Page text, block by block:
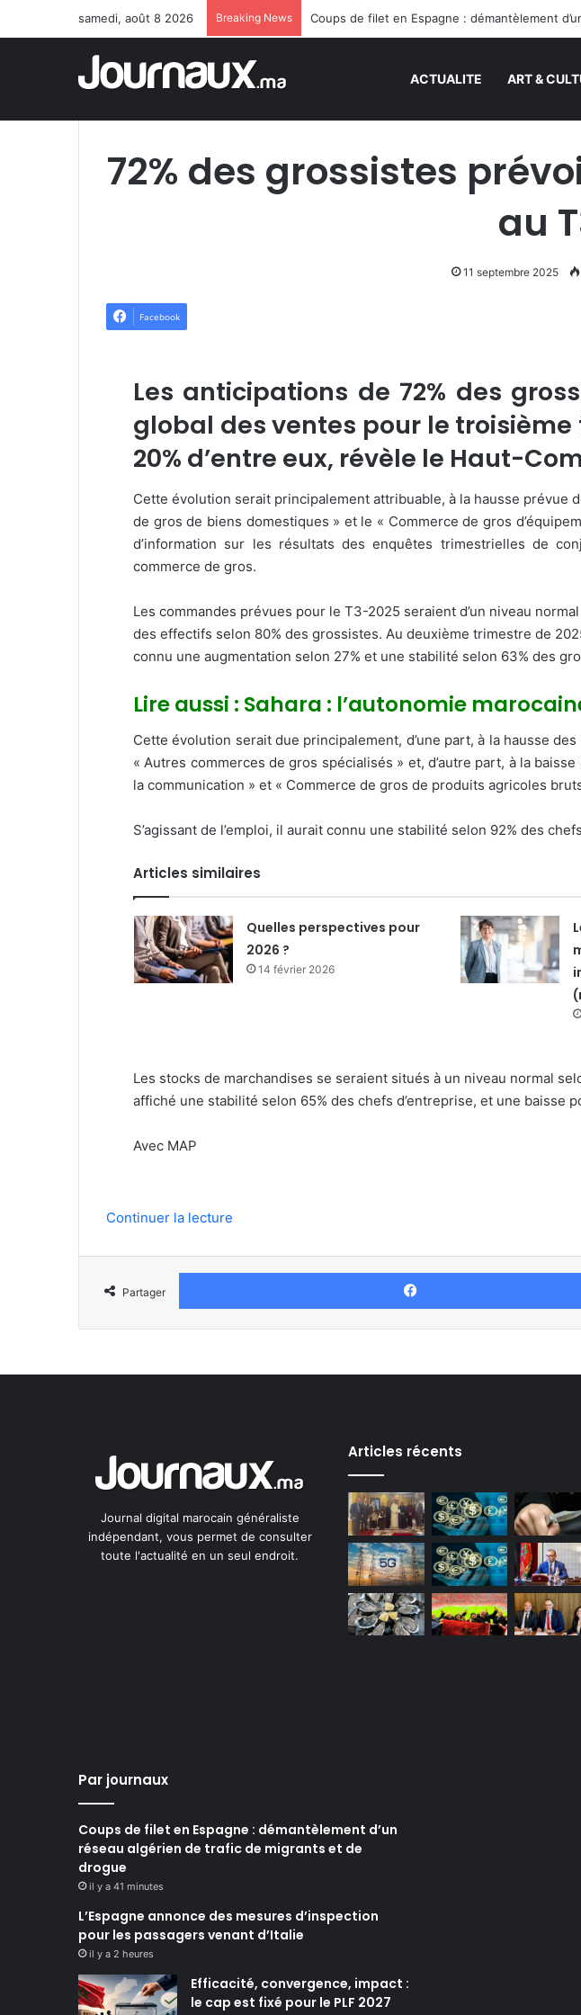
samedi, août 8 2026 Breaking News Coups de filet en Espagne : démantèlement
ACTUALITE ART &
72% des grossistes
au
11 septembre 2025
Facebook
Les anticipations de 72% des
global des ventes pour le
20% d’entre eux, révèle le Haut-
Cette évolution serait principalement attribuable, à la hausse prévue
de gros de biens domestiques » et le « Commerce de gros
d’information sur les résultats des enquêtes trimestrielles de
commerce de gros.
Les commandes prévues pour le T3-2025 seraient d’un niveau
des effectifs selon 80% des grossistes. Au deuxième trimestre de
connu une augmentation selon 27% et une stabilité selon 63% des
Lire aussi : Sahara : l’autonomie
Cette évolution serait due principalement, d’une part, à la hausse
« Autres commerces de gros spécialisés » et, d’autre part, à la
la communication » et « Commerce de gros de produits agricoles
S’agissant de l’emploi, il aurait connu une stabilité selon 92% des
Articles similaires
Quelles perspectives pour
2026 ?
14 février 2026
Les stocks de marchandises se seraient situés à un niveau normal
affiché une stabilité selon 65% des chefs d’entreprise, et une baisse
Avec MAP
Continuer la lecture
Partager
Journal digital marocain généraliste
indépendant, vous permet de consulter
toute l'actualité en un seul endroit.
Articles récents
Par journaux
Coups de filet en Espagne : démantèlement d’un
réseau algérien de trafic de migrants et de
drogue
il y a 41 minutes
L’Espagne annonce des mesures d’inspection
pour les passagers venant d’Italie
il y a 2 heures
Efficacité, convergence, impact :
le cap est fixé pour le PLF 2027